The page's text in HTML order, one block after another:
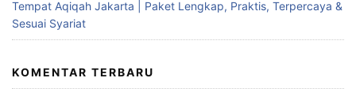
Tempat Aqiqah Jakarta | Paket Lengkap, Praktis, Terpercaya &
Sesuai Syariat
KOMENTAR TERBARU